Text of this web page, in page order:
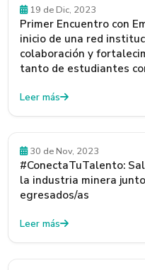
19 de Dic, 2023
Primer Encuentro con
inicio de una red
colaboración y
tanto de estudiantes
Leer más
30 de Nov, 2023
#ConectaTuTalento:
la industria minera
egresados/as
Leer más